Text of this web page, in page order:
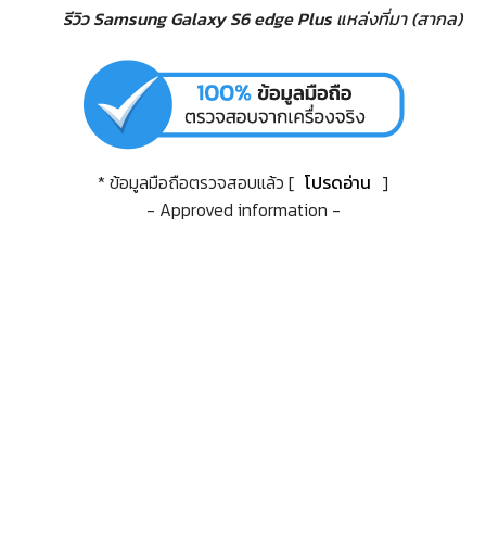
รีวิว Samsung Galaxy S6 edge Plus แหล่งที่มา (สากล)
* ข้อมูลมือถือตรวจสอบแล้ว [ โปรดอ่าน ]
- Approved information -